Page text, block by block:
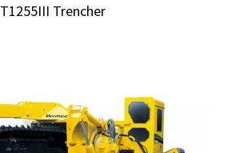
T1255III Trencher